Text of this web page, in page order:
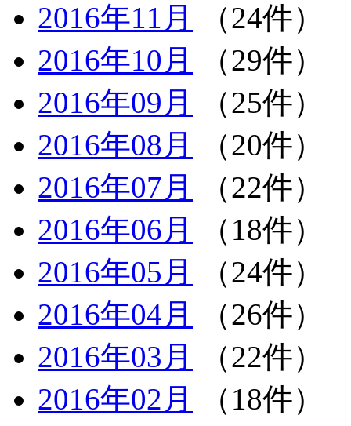
2016年11月
（24件）
2016年10月
（29件）
2016年09月
（25件）
2016年08月
（20件）
2016年07月
（22件）
2016年06月
（18件）
2016年05月
（24件）
2016年04月
（26件）
2016年03月
（22件）
2016年02月
（18件）